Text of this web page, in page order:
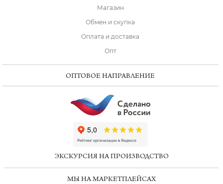
Магазин
Обмен и скупка
Оплата и доставка
Опт
ОПТОВОЕ НАПРАВЛЕНИЕ
ЭКСКУРСИЯ НА ПРОИЗВОДСТВО
МЫ НА МАРКЕТПЛЕЙСАХ